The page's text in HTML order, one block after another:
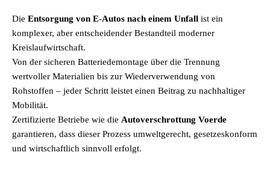
Die Entsorgung von E-Autos nach einem Unfall ist ein
komplexer, aber entscheidender Bestandteil moderner
Kreislaufwirtschaft.
Von der sicheren Batteriedemontage über die Trennung
wertvoller Materialien bis zur Wiederverwendung von
Rohstoffen – jeder Schritt leistet einen Beitrag zu nachhaltiger
Mobilität.
Zertifizierte Betriebe wie die Autoverschrottung Voerde
garantieren, dass dieser Prozess umweltgerecht, gesetzeskonform
und wirtschaftlich sinnvoll erfolgt.